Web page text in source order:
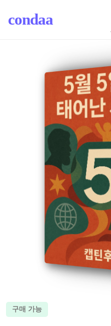
condaa
구매 가능